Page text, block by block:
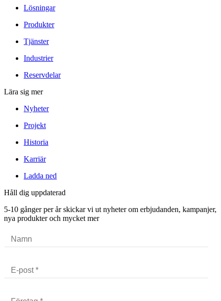
Lösningar
Produkter
Tjänster
Industrier
Reservdelar
Lära sig mer
Nyheter
Projekt
Historia
Karriär
Ladda ned
Håll dig uppdaterad
5-10 gånger per år skickar vi ut nyheter om erbjudanden, kampanjer,
nya produkter och mycket mer